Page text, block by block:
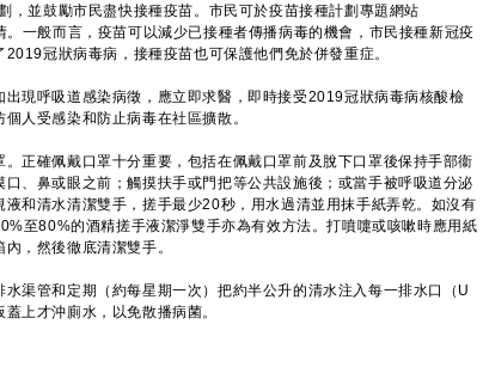
並鼓勵市民盡快接種疫苗。市民可於疫苗接種計劃專題網站
。一般而言，疫苗可以減少已接種者傳播病毒的機會，市民接種新冠疫
冠狀病毒病，接種疫苗也可保護他們免於併發重症。
呼吸道感染病徵，應立即求醫，即時接受2019冠狀病毒病核酸檢
人受感染和防止病毒在社區擴散。
確佩戴口罩十分重要，包括在佩戴口罩前及脫下口罩後保持手部衞
、鼻或眼之前；觸摸扶手或門把等公共設施後；或當手被呼吸道分泌
和清水清潔雙手，搓手最少20秒，用水過清並用抹手紙弄乾。如沒有
至80%的酒精搓手液潔淨雙手亦為有效方法。打噴嚏或咳嗽時應用紙
，然後徹底清潔雙手。
管和定期（約每星期一次）把約半公升的清水注入每一排水口（U
上才沖廁水，以免散播病菌。